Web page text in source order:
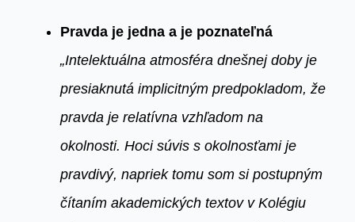
Pravda je jedna a je poznateľná
„Intelektuálna atmosféra dnešnej doby je
presiaknutá implicitným predpokladom, že
pravda je relatívna vzhľadom na
okolnosti. Hoci súvis s okolnosťami je
pravdivý, napriek tomu som si postupným
čítaním akademických textov v Kolégiu